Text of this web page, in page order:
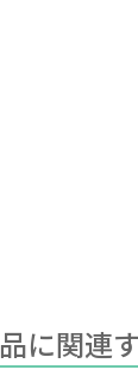
に関連